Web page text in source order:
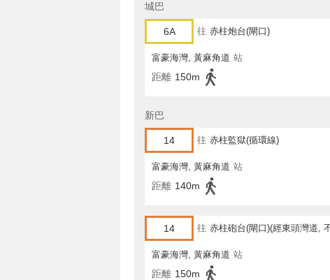
城巴
6A 往 赤柱炮台(閘口)
富豪海灣, 黃麻角道 站
距離 150m
新巴
14 往 赤柱監獄(循環線)
富豪海灣, 黃麻角道 站
距離 140m
14 往 赤柱砲台(閘口)(經東頭灣道,
馬坑)
富豪海灣, 黃麻角道 站
距離 150m